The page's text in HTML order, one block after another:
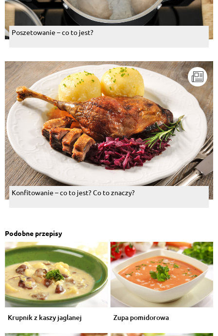
Poszetowanie – co to jest?
Konfitowanie – co to jest? Co to znaczy?
Podobne przepisy
Krupnik z kaszy jaglanej Zupa pomidorowa